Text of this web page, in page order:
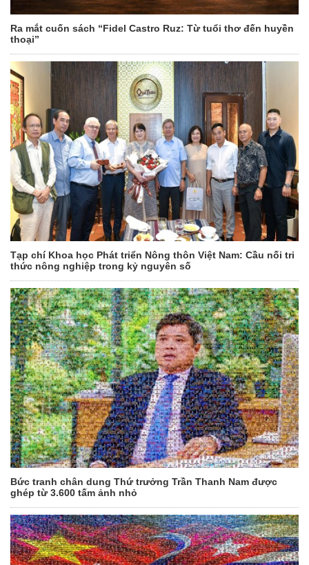
Ra mắt cuốn sách “Fidel Castro Ruz: Từ tuổi thơ đến huyền
thoại”
Tạp chí Khoa học Phát triển Nông thôn Việt Nam: Cầu nối tri
thức nông nghiệp trong kỷ nguyên số
Bức tranh chân dung Thứ trưởng Trần Thanh Nam được
ghép từ 3.600 tấm ảnh nhỏ